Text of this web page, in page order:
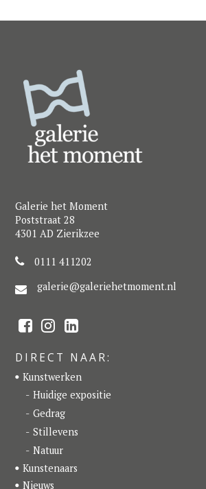
Galerie het Moment
Poststraat 28
4301 AD Zierikzee
0111 411202
galerie@galeriehetmoment.nl
F
a
e
b
o
o
k
t
a
g
r
a
m
L
i
k
e
d
I
n
DIRECT NAAR:
Kunstwerken
Huidige expositie
Gedrag
Stillevens
Natuur
Kunstenaars
Nieuws